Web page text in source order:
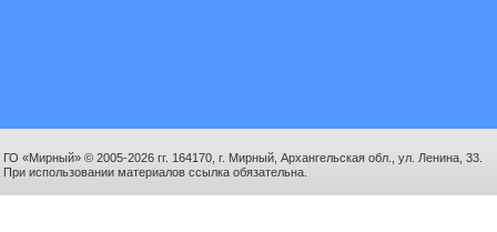
ГО «Мирный» © 2005-2026 гг. 164170, г. Мирный, Архангельская обл., ул. Ленина, 33.
При использовании материалов ссылка обязательна.